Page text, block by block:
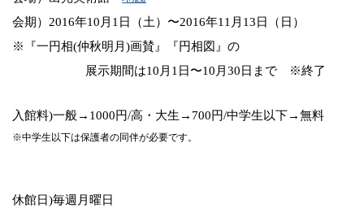
会期）2016年10月1日（土）〜2016年11月13日（日）
※『一円相(仲秋明月)画賛』『円相図』の
展示期間は10月1日〜10月30日まで ※終了
入館料)一般→1000円/高・大生→700円/中学生以下→無料
※中学生以下は保護者の同伴が必要です。
休館日)毎週月曜日